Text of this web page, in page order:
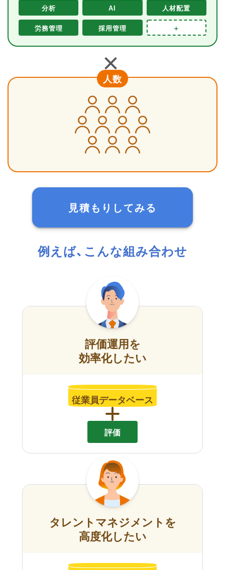
分析 AI 人材配置
労務管理 採用管理 ＋
＋
人数
見積もりしてみる
例えば、こんな組み合わせ
評価運用を
効率化したい
従業員データベース
評価
タレントマネジメントを
高度化したい